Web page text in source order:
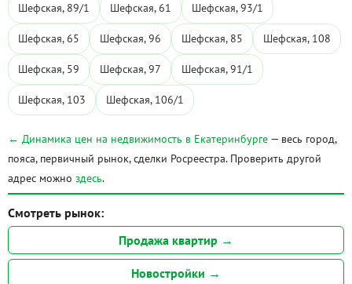
Шефская, 89/1 Шефская, 61 Шефская, 93/1
Шефская, 65 Шефская, 96 Шефская, 85 Шефская, 108
Шефская, 59 Шефская, 97 Шефская, 91/1
Шефская, 103 Шефская, 106/1
← Динамика цен на недвижимость в Екатеринбурге — весь город,
пояса, первичный рынок, сделки Росреестра. Проверить другой
адрес можно здесь.
Смотреть рынок:
Продажа квартир →
Новостройки →